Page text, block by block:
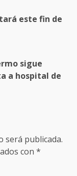
este fin de
sigue
a hospital de
será publicada.
con *